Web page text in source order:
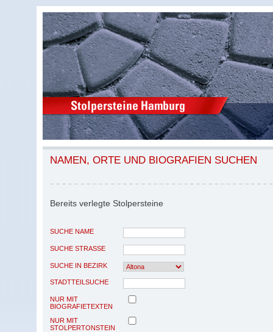
NAMEN, ORTE UND BIOGRAFIEN SUCHEN
Bereits verlegte Stolpersteine
SUCHE NAME
SUCHE STRASSE
SUCHE IN BEZIRK
STADTTEILSUCHE
NUR MIT
BIOGRAFIETEXTEN
NUR MIT
STOLPERTONSTEIN